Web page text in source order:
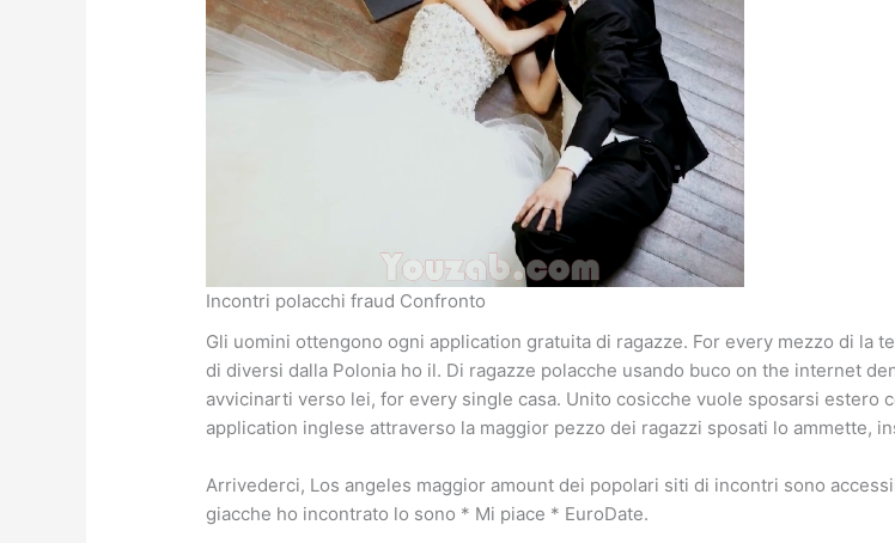
Incontri polacchi fraud Confronto
Gli uomini ottengono ogni application gratuita di ragazze. For every mezzo di la
di diversi dalla Polonia ho il. Di ragazze polacche usando buco on the internet
avvicinarti verso lei, for every single casa. Unito cosicche vuole sposarsi estero
application inglese attraverso la maggior pezzo dei ragazzi sposati lo ammette,
Arrivederci, Los angeles maggior amount dei popolari siti di incontri sono
giacche ho incontrato lo sono * Mi piace * EuroDate.